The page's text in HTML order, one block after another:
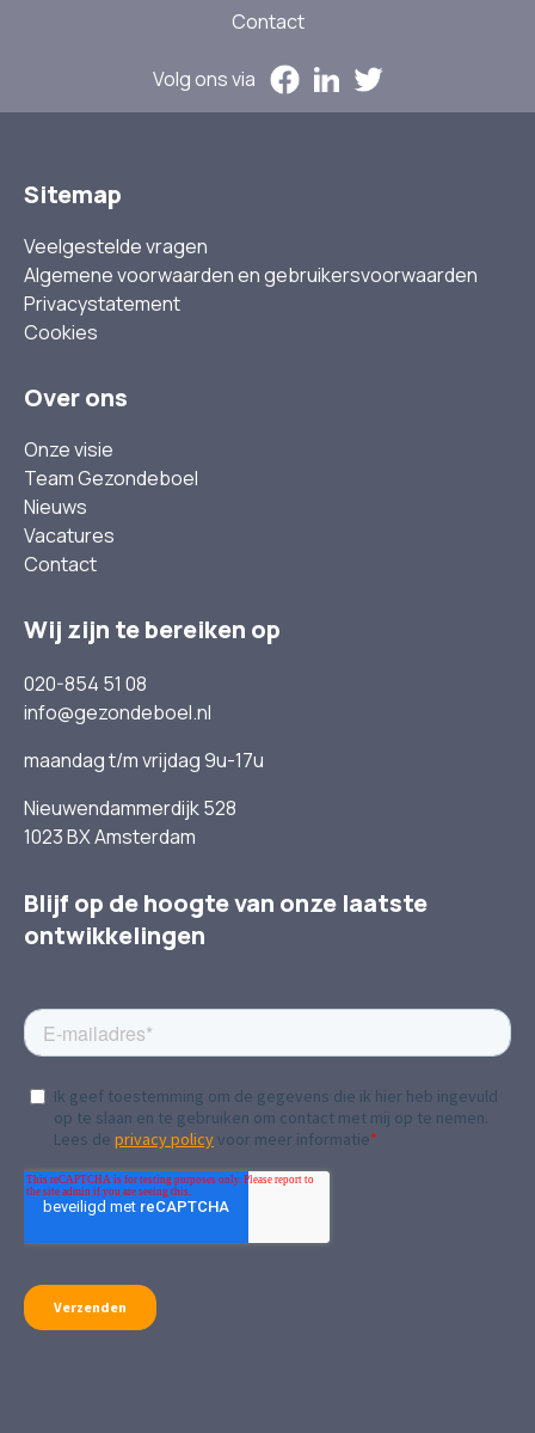
Contact
Volg ons via
Sitemap
Veelgestelde vragen
Algemene voorwaarden en gebruikersvoorwaarden
Privacystatement
Cookies
Over ons
Onze visie
Team Gezondeboel
Nieuws
Vacatures
Contact
Wij zijn te bereiken op
020-854 51 08
info@gezondeboel.nl
maandag t/m vrijdag 9u-17u
Nieuwendammerdijk 528
1023 BX Amsterdam
Blijf op de hoogte van onze laatste
ontwikkelingen